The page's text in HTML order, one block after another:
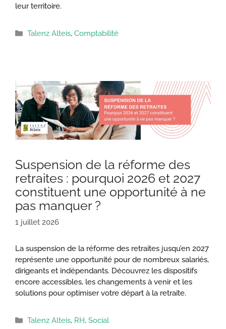
leur territoire.
Catégories
Talenz Alteis, Comptabilité
Suspension de la réforme des
retraites : pourquoi 2026 et 2027
constituent une opportunité à ne
pas manquer ?
1 juillet 2026
La suspension de la réforme des retraites jusqu’en 2027
représente une opportunité pour de nombreux salariés,
dirigeants et indépendants. Découvrez les dispositifs
encore accessibles, les changements à venir et les
solutions pour optimiser votre départ à la retraite.
Catégories
Talenz Alteis, RH, Social